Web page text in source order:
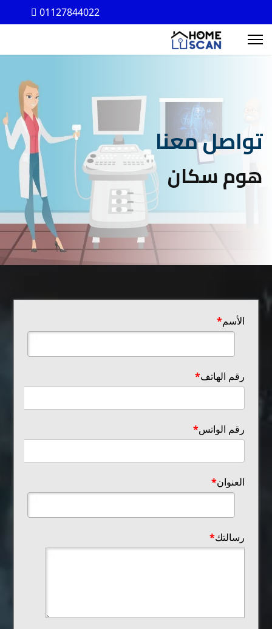
01127844022
تواصل معنا
هوم سكان
الأسم*
رقم الهاتف*
رقم الواتس*
العنوان*
رسالتك*